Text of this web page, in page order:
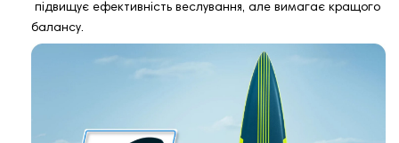
підвищує ефективність веслування, але вимагає кращого
балансу.